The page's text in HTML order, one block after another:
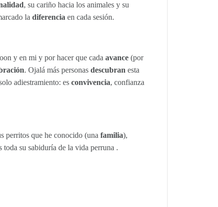
, su cariño hacia los animales y su
ladiferencia en cada sesión.
y en mi y por hacer que cadaavance (por
. Ojalá más personasdescubran esta
adiestramiento: esconvivencia, confianza
perritos que he conocido (unafamilia),
su sabiduría de la vida perruna .